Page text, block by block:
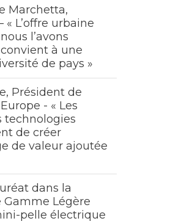
Marchetta,
« L’offre urbaine
l’avons
à une
de pays »
Président de
- « Les
technologies
de créer
de valeur ajoutée
dans la
Gamme Légère
pelle électrique